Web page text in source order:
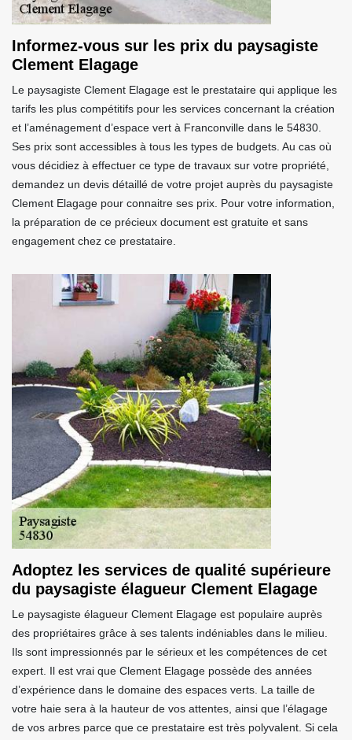
Informez-vous sur les prix du paysagiste
Clement Elagage
Le paysagiste Clement Elagage est le prestataire qui applique les
tarifs les plus compétitifs pour les services concernant la création
et l’aménagement d’espace vert à Franconville dans le 54830.
Ses prix sont accessibles à tous les types de budgets. Au cas où
vous décidiez à effectuer ce type de travaux sur votre propriété,
demandez un devis détaillé de votre projet auprès du paysagiste
Clement Elagage pour connaitre ses prix. Pour votre information,
la préparation de ce précieux document est gratuite et sans
engagement chez ce prestataire.
Adoptez les services de qualité supérieure
du paysagiste élagueur Clement Elagage
Le paysagiste élagueur Clement Elagage est populaire auprès
des propriétaires grâce à ses talents indéniables dans le milieu.
Ils sont impressionnés par le sérieux et les compétences de cet
expert. Il est vrai que Clement Elagage possède des années
d’expérience dans le domaine des espaces verts. La taille de
votre haie sera à la hauteur de vos attentes, ainsi que l’élagage
de vos arbres parce que ce prestataire est très polyvalent. Si cela